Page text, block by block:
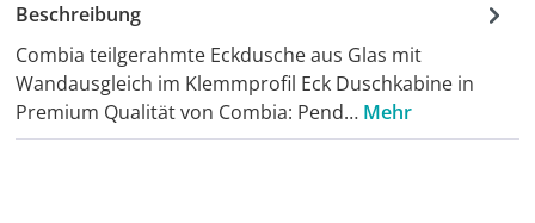
Beschreibung
Combia teilgerahmte Eckdusche aus Glas mit
Wandausgleich im Klemmprofil Eck Duschkabine in
Premium Qualität von Combia: Pend… Mehr